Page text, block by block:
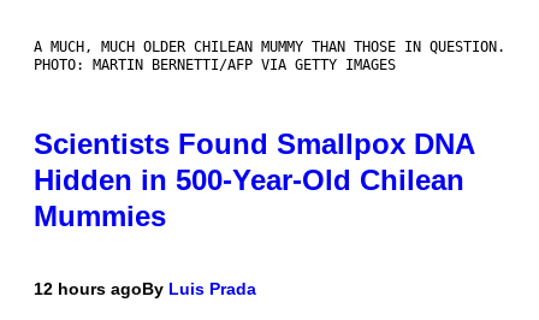
A MUCH, MUCH OLDER CHILEAN MUMMY THAN THOSE IN QUESTION.
PHOTO: MARTIN BERNETTI/AFP VIA GETTY IMAGES
Scientists Found Smallpox DNA
Hidden in 500-Year-Old Chilean
Mummies
12 hours agoBy Luis Prada